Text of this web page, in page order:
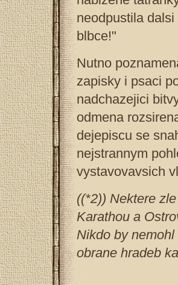
neodpustila
blbce!"
Nutno
zapisky i psaci
nadchazejici
odmena
dejepiscu se
nejstrannym
vystavovavsich
((*2)) Nektere
Karathou a
Nikdo by
obrane hradeb